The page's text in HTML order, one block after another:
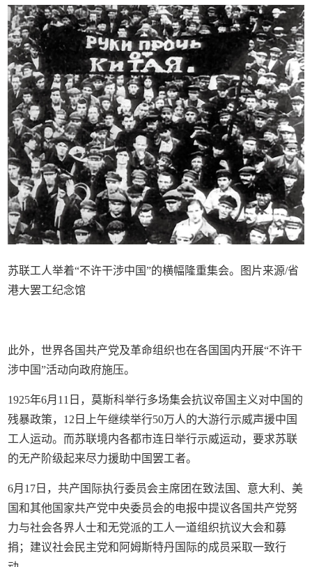
苏联工人举着“不许干涉中国”的横幅隆重集会。图片来源/省
港大罢工纪念馆
此外，世界各国共产党及革命组织也在各国国内开展“不许干
涉中国”活动向政府施压。
1925年6月11日，莫斯科举行多场集会抗议帝国主义对中国的
残暴政策，12日上午继续举行50万人的大游行示威声援中国
工人运动。而苏联境内各都市连日举行示威运动，要求苏联
的无产阶级起来尽力援助中国罢工者。
6月17日，共产国际执行委员会主席团在致法国、意大利、美
国和其他国家共产党中央委员会的电报中提议各国共产党努
力与社会各界人士和无党派的工人一道组织抗议大会和募
捐；建议社会民主党和阿姆斯特丹国际的成员采取一致行